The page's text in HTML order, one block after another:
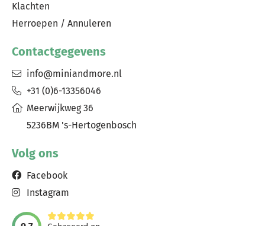
Klachten
Herroepen / Annuleren
Contactgegevens
info@miniandmore.nl
+31 (0)6-13356046
Meerwijkweg 36
5236BM 's-Hertogenbosch
Volg ons
Facebook
Instagram